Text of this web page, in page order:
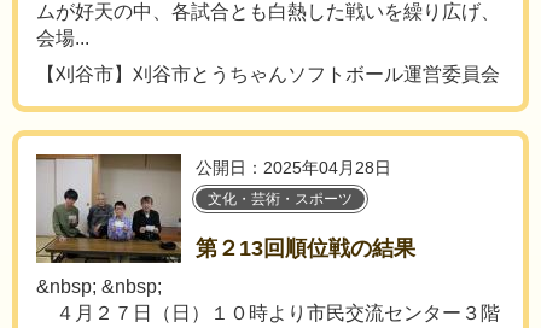
ムが好天の中、各試合とも白熱した戦いを繰り広げ、
会場...
【刈谷市】刈谷市とうちゃんソフトボール運営委員会
公開日：2025年04月28日
文化・芸術・スポーツ
第２13回順位戦の結果
&nbsp; &nbsp;
４月２７日（日）１０時より市民交流センター３階